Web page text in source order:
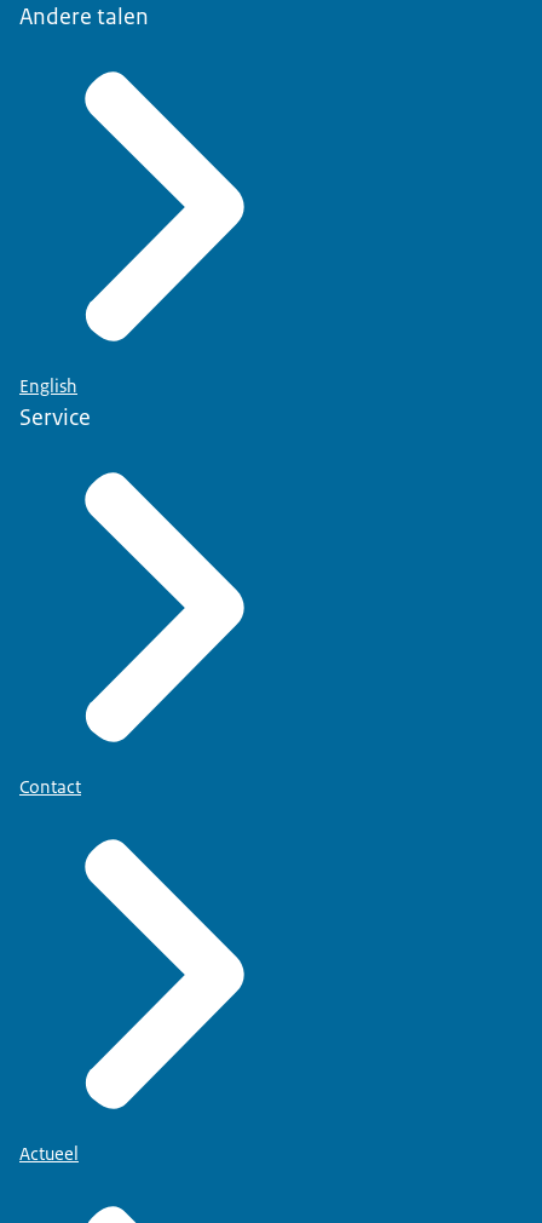
Andere talen
English
Service
Contact
Actueel